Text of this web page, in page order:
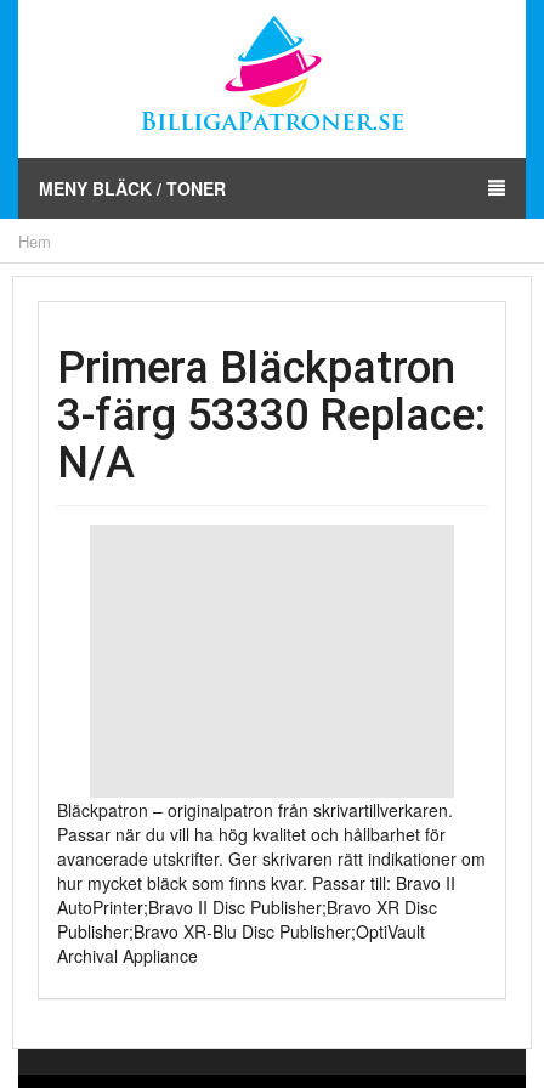
MENY BLÄCK / TONER
Hem
Primera Bläckpatron
3-färg 53330 Replace:
N/A
Bläckpatron – originalpatron från skrivartillverkaren.
Passar när du vill ha hög kvalitet och hållbarhet för
avancerade utskrifter. Ger skrivaren rätt indikationer om
hur mycket bläck som finns kvar. Passar till: Bravo II
AutoPrinter;Bravo II Disc Publisher;Bravo XR Disc
Publisher;Bravo XR-Blu Disc Publisher;OptiVault
Archival Appliance